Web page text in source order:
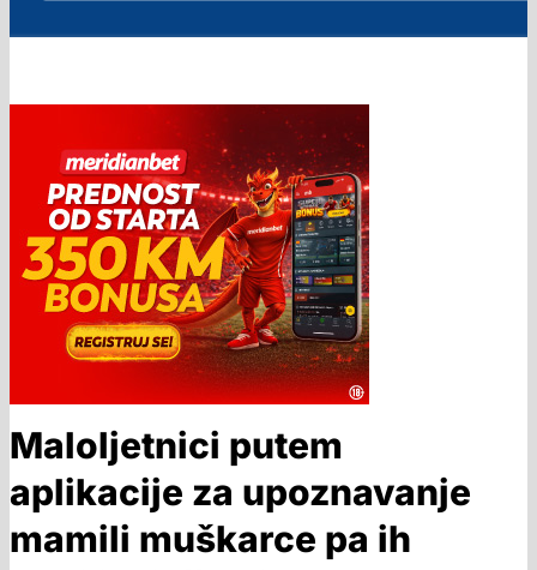
Maloljetnici putem
aplikacije za upoznavanje
mamili muškarce pa ih